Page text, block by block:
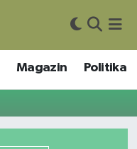
Magazin Politika